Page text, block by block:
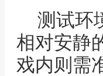
测试环
相对安静
戏内则需